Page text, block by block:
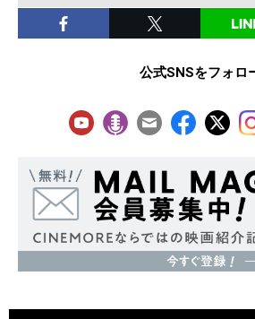
公式SNSをフォロ